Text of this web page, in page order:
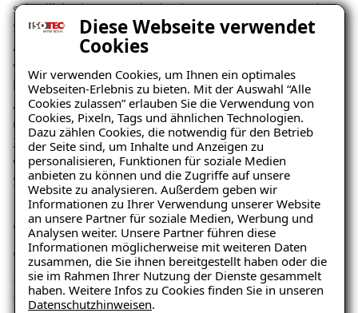
Diese Webseite verwendet
Cookies
Wir verwenden Cookies, um Ihnen ein optimales
Webseiten-Erlebnis zu bieten. Mit der Auswahl “Alle
Cookies zulassen” erlauben Sie die Verwendung von
Cookies, Pixeln, Tags und ähnlichen Technologien.
Dazu zählen Cookies, die notwendig für den Betrieb
der Seite sind, um Inhalte und Anzeigen zu
personalisieren, Funktionen für soziale Medien
anbieten zu können und die Zugriffe auf unsere
Website zu analysieren. Außerdem geben wir
Informationen zu Ihrer Verwendung unserer Website
an unsere Partner für soziale Medien, Werbung und
Analysen weiter. Unsere Partner führen diese
Informationen möglicherweise mit weiteren Daten
zusammen, die Sie ihnen bereitgestellt haben oder die
sie im Rahmen Ihrer Nutzung der Dienste gesammelt
haben. Weitere Infos zu Cookies finden Sie in unseren
Datenschutzhinweisen.
schädlich, denn zu Schäden kommt es erst, wenn der
Salpeter Feuchtigkeit aufnimmt, daraufhin
auskristallisiert und sich somit ausdehnt. Die Fähigkeit
von Salpeter Luftfeuchtigkeit aufzunehmen,
bezeichnet man hygroskopische Feuchte. Bei der
Auskristallisation vergrößert Salpeter sein Volumen
und lässt somit denPutz abplatzen . Der kristalline
Zustand des Salpeters schlägt sich optisch wie ein
weißer Flaum dar und wird deshalb oft mit
Schimmelpilzen verwechselt.
Mögliche Ursache: Kapillar
aufsteigende Feuchtigkeit
Ratgeber „Sofort-Tipps bei
Salpeter“
– jetzt kostenlos
herunterladen!